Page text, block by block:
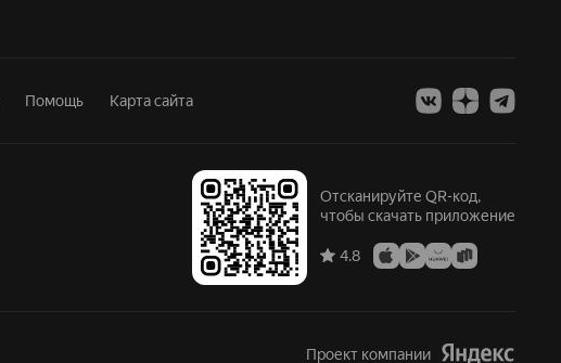
Помощь Карта сайта
Отсканируйте QR-код,
чтобы скачать приложение
4.8
Проект компании